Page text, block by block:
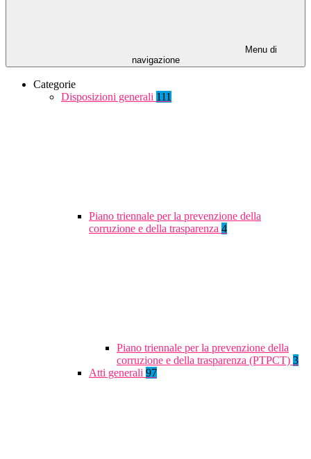
Menu di
navigazione
Categorie
Disposizioni generali 111
Piano triennale per la prevenzione della
corruzione e della trasparenza 4
Piano triennale per la prevenzione della
corruzione e della trasparenza (PTPCT) 3
Atti generali 97